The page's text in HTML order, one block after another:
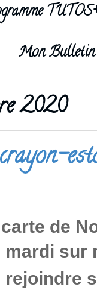
Mon
2020
de
mardi sur
rejoindre